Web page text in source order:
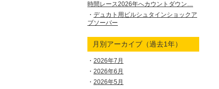
時間レース2026年へカウントダウン…
デュカト用ビルシュタインショックア
ブソーバー
月別アーカイブ（過去1年）
2026年7月
2026年6月
2026年5月